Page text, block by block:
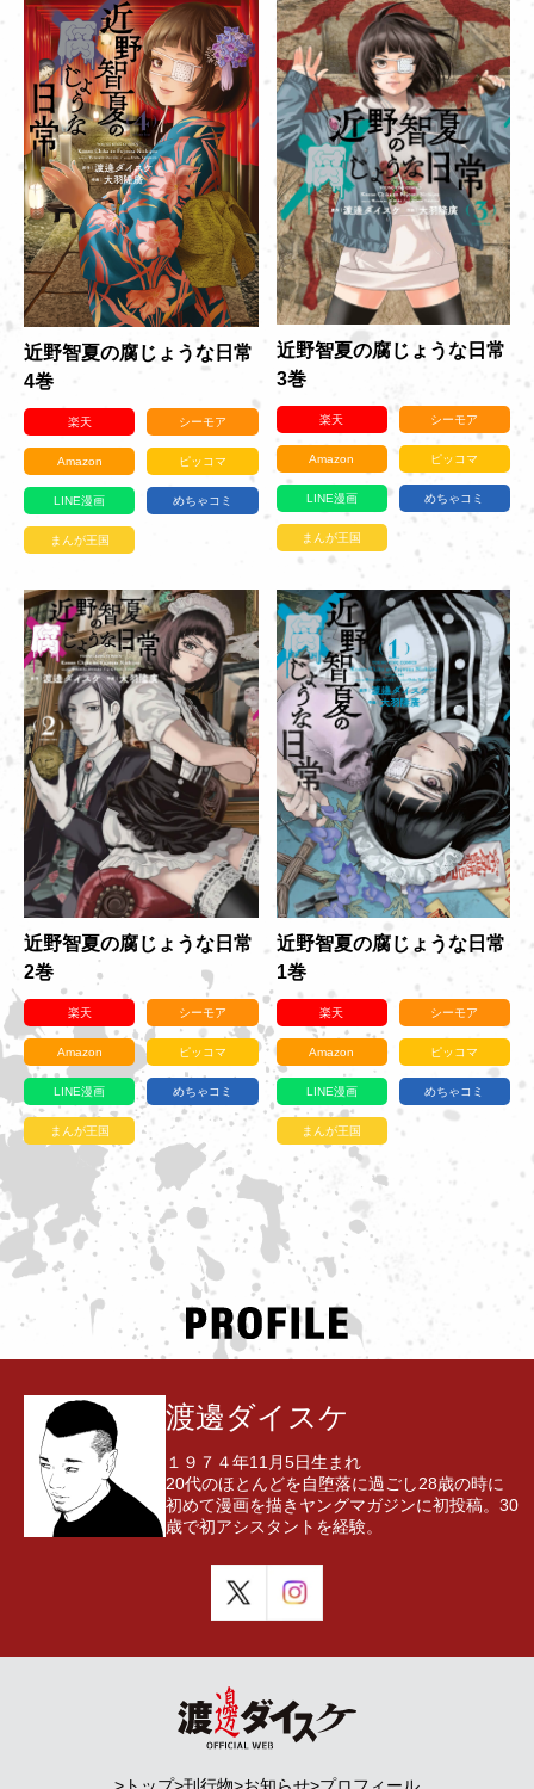
近野智夏の腐じょうな日常
4巻
楽天 シーモア
Amazon ピッコマ
LINE漫画 めちゃコミ
まんが王国
近野智夏の腐じょうな日常
3巻
楽天 シーモア
Amazon ピッコマ
LINE漫画 めちゃコミ
まんが王国
近野智夏の腐じょうな日常
2巻
楽天 シーモア
Amazon ピッコマ
LINE漫画 めちゃコミ
まんが王国
近野智夏の腐じょうな日常
1巻
楽天 シーモア
Amazon ピッコマ
LINE漫画 めちゃコミ
まんが王国
渡邊ダイスケ
１９７４年11月5日生まれ
20代のほとんどを自堕落に過ごし28歳の時に
初めて漫画を描きヤングマガジンに初投稿。30
歳で初アシスタントを経験。